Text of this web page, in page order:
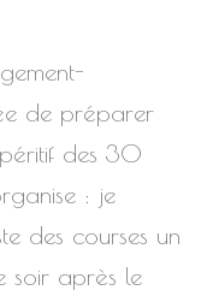
de préparer
des 30
: je
des courses un
soir après le